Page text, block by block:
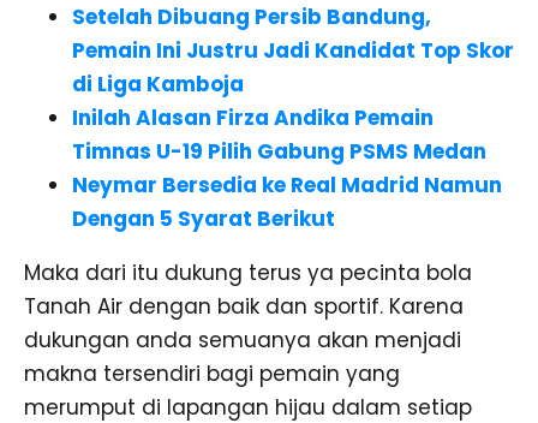
Setelah Dibuang Persib Bandung,
Pemain Ini Justru Jadi Kandidat Top Skor
di Liga Kamboja
Inilah Alasan Firza Andika Pemain
Timnas U-19 Pilih Gabung PSMS Medan
Neymar Bersedia ke Real Madrid Namun
Dengan 5 Syarat Berikut
Maka dari itu dukung terus ya pecinta bola
Tanah Air dengan baik dan sportif. Karena
dukungan anda semuanya akan menjadi
makna tersendiri bagi pemain yang
merumput di lapangan hijau dalam setiap